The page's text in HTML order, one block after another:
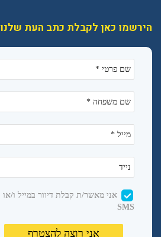
הירשמו כאן לקבלת כתב העת שלנו